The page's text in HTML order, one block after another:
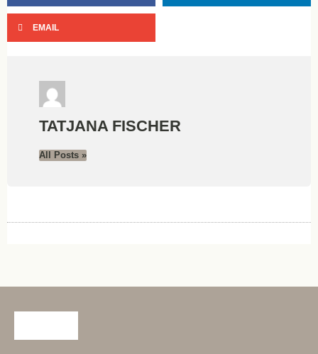
EMAIL
TATJANA FISCHER
All Posts »